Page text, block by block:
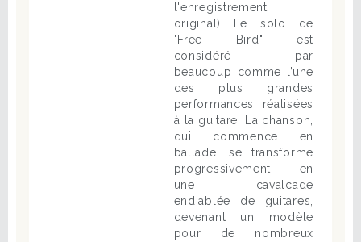
l'enregistrement
original) Le solo de
"Free Bird" est
considéré par
beaucoup comme l’une
des plus grandes
performances réalisées
à la guitare. La chanson,
qui commence en
ballade, se transforme
progressivement en
une cavalcade
endiablée de guitares,
devenant un modèle
pour de nombreux